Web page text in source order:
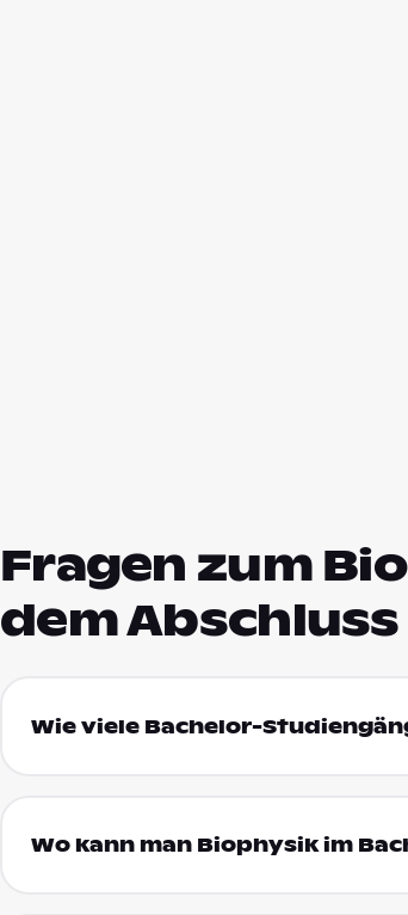
Fragen zum
dem
Wie viele Bachelor-
Wo kann man Biophysik im